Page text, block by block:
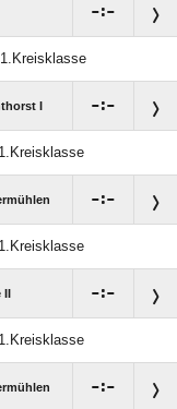
:
I :
:
:
: